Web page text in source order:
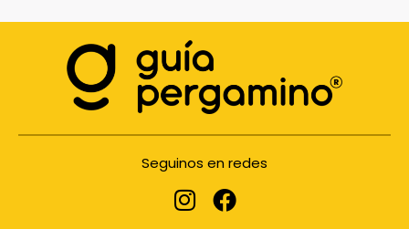
Seguinos en redes